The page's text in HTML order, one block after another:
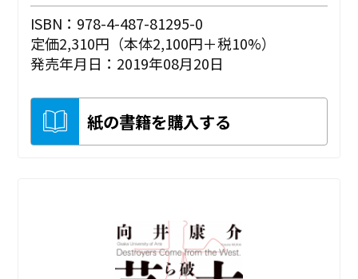
ISBN：978-4-487-81295-0
定価2,310円（本体2,100円＋税10%）
発売年月日：2019年08月20日
紙の書籍を購入する